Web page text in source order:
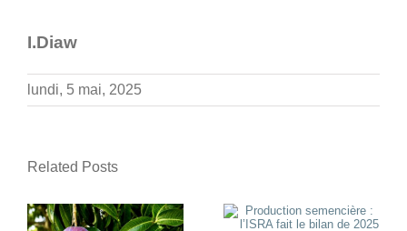
I.Diaw
lundi, 5 mai, 2025
Related Posts